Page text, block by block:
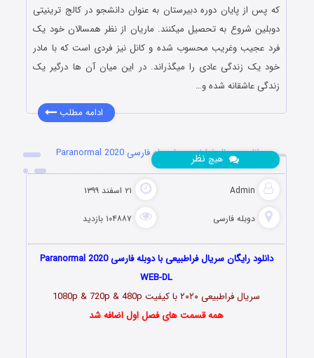
که پس از پایان دوره دبیرستان به عنوان دانشجو در کالج ترینیتی
دوبلین شروع به تحصیل میکنند. ماریان از نظر همسالان خود یک
فرد عجیب وغریب محسوب شده و کانل نیز فردی است که با مادر
خود یک زندگی عادی را میگذراند. در این میان آن ها درگیر یک
زندگی عاشقانه شده و…
ادامه مطلب
دانلود سریال فراطبیعی با دوبله فارسی Paranormal 2020
Admin ۲۱ اسفند ۱۳۹۹
دوبله فارسی ۱۰۴۸۸۷ بازدید
هیچ نظر
دانلود رایگان سریال فراطبیعی با دوبله فارسی Paranormal 2020
WEB-DL
سریال فراطبیعی ۲۰۲۰با کیفیت 1080p & 720p & 480p
همه قسمت های فصل اول اضافه شد